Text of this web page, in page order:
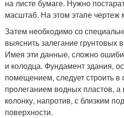
на листе бумаге. Нужно
масштаб. На этом этапе чертеж
Затем необходимо со
выяснить залегание грунтовых
Имея эти данные, сложно
и колодца. Фундамент здания,
помещением, следует строить в
пролеганием водных пластов, а
колонку, напротив, с близким
поверхности.